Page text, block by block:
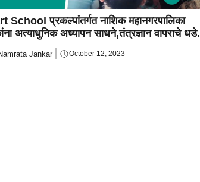
School प्रकल्पांतर्गत नाशिक महानगरपालिका
अत्याधुनिक अध्यापन साधने,तंत्रज्ञान वापराचे धडे.
Jankar October 12, 2023